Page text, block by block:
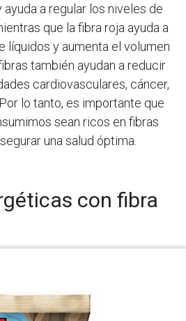
a regular los niveles de
que la fibra roja ayuda a
líquidos y aumenta el volumen
también ayudan a reducir
cardiovasculares, cáncer,
lo tanto, es importante que
sean ricos en fibras
una salud óptima.
con fibra